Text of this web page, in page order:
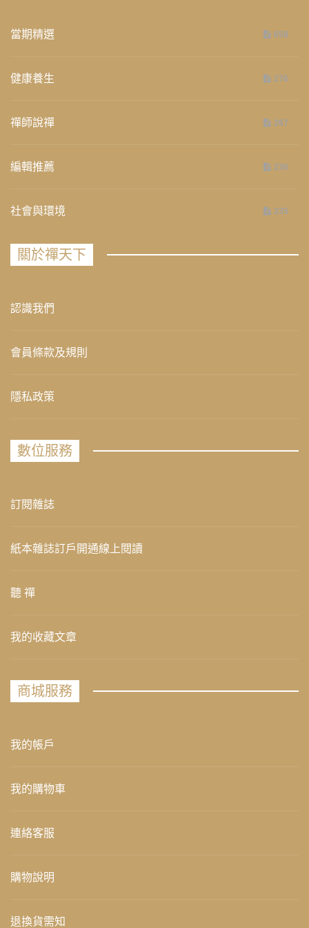
當期精選 658
健康養生 276
禪師說禪 267
編輯推薦 236
社會與環境 235
關於禪天下
認識我們
會員條款及規則
隱私政策
數位服務
訂閱雜誌
紙本雜誌訂戶開通線上閱讀
聽 禪
我的收藏文章
商城服務
我的帳戶
我的購物車
連絡客服
購物說明
退換貨需知